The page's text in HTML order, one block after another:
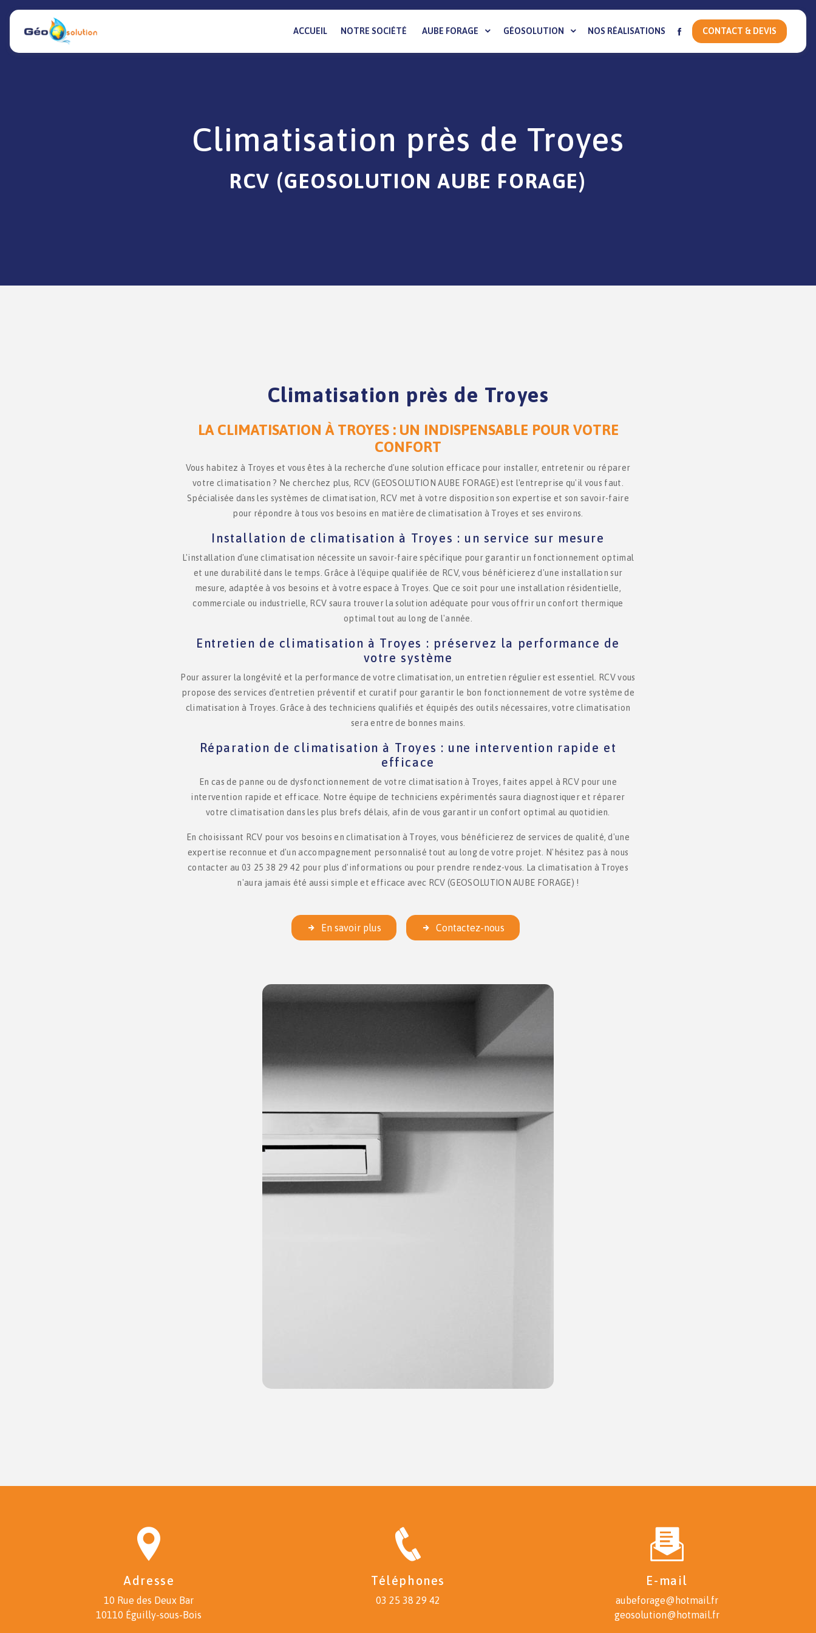
ACCUEIL NOTRE SOCIÉTÉ AUBE FORAGE GÉOSOLUTION NOS RÉALISATIONS CONTACT & DEVIS
Climatisation près de Troyes
RCV (GEOSOLUTION AUBE FORAGE)
Climatisation près de Troyes
LA CLIMATISATION À TROYES : UN INDISPENSABLE POUR VOTRE
CONFORT
Vous habitez à Troyes et vous êtes à la recherche d'une solution efficace pour installer, entretenir ou réparer
votre climatisation ? Ne cherchez plus, RCV (GEOSOLUTION AUBE FORAGE) est l'entreprise qu'il vous faut.
Spécialisée dans les systèmes de climatisation, RCV met à votre disposition son expertise et son savoir-faire
pour répondre à tous vos besoins en matière de climatisation à Troyes et ses environs.
Installation de climatisation à Troyes : un service sur mesure
L'installation d'une climatisation nécessite un savoir-faire spécifique pour garantir un fonctionnement optimal
et une durabilité dans le temps. Grâce à l'équipe qualifiée de RCV, vous bénéficierez d'une installation sur
mesure, adaptée à vos besoins et à votre espace à Troyes. Que ce soit pour une installation résidentielle,
commerciale ou industrielle, RCV saura trouver la solution adéquate pour vous offrir un confort thermique
optimal tout au long de l'année.
Entretien de climatisation à Troyes : préservez la performance de
votre système
Pour assurer la longévité et la performance de votre climatisation, un entretien régulier est essentiel. RCV vous
propose des services d'entretien préventif et curatif pour garantir le bon fonctionnement de votre système de
climatisation à Troyes. Grâce à des techniciens qualifiés et équipés des outils nécessaires, votre climatisation
sera entre de bonnes mains.
Réparation de climatisation à Troyes : une intervention rapide et
efficace
En cas de panne ou de dysfonctionnement de votre climatisation à Troyes, faites appel à RCV pour une
intervention rapide et efficace. Notre équipe de techniciens expérimentés saura diagnostiquer et réparer
votre climatisation dans les plus brefs délais, afin de vous garantir un confort optimal au quotidien.
En choisissant RCV pour vos besoins en climatisation à Troyes, vous bénéficierez de services de qualité, d'une
expertise reconnue et d'un accompagnement personnalisé tout au long de votre projet. N'hésitez pas à nous
contacter au 03 25 38 29 42 pour plus d'informations ou pour prendre rendez-vous. La climatisation à Troyes
n'aura jamais été aussi simple et efficace avec RCV (GEOSOLUTION AUBE FORAGE) !
En savoir plus Contactez-nous
Adresse
10 Rue des Deux Bar
10110 Éguilly-sous-Bois
Téléphones
03 25 38 29 42
E-mail
aubeforage@hotmail.fr
geosolution@hotmail.fr
Panneau de gestion des cookies